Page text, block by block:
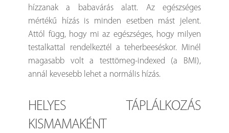
hízzanak a babavárás alatt. Az egészséges
mértékű hízás is minden esetben mást jelent.
Attól függ, hogy mi az egészséges, hogy milyen
testalkattal rendelkeztél a teherbeeséskor. Minél
magasabb volt a testtömeg-indexed (a BMI),
annál kevesebb lehet a normális hízás.
HELYES TÁPLÁLKOZÁS
KISMAMAKÉNT